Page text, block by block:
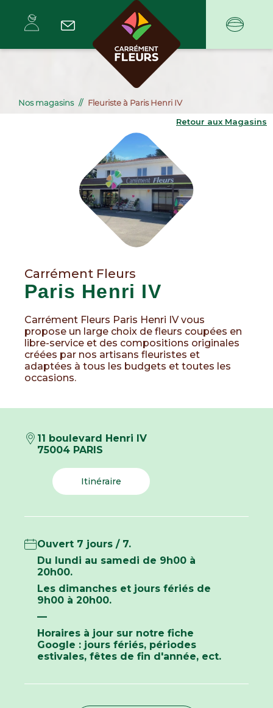
Nos magasins
Fleuriste à Paris Henri IV
Retour aux Magasins
Carrément Fleurs
Paris Henri IV
Carrément Fleurs Paris Henri IV vous
propose un large choix de fleurs coupées en
libre-service et des compositions originales
créées par nos artisans fleuristes et
adaptées à tous les budgets et toutes les
occasions.
11 boulevard Henri IV
75004 PARIS
Itinéraire
Ouvert 7 jours / 7.
Du lundi au samedi de 9h00 à
20h00.
Les dimanches et jours fériés de
9h00 à 20h00.
—
Horaires à jour sur notre fiche
Google : jours fériés, périodes
estivales, fêtes de fin d'année, ect.